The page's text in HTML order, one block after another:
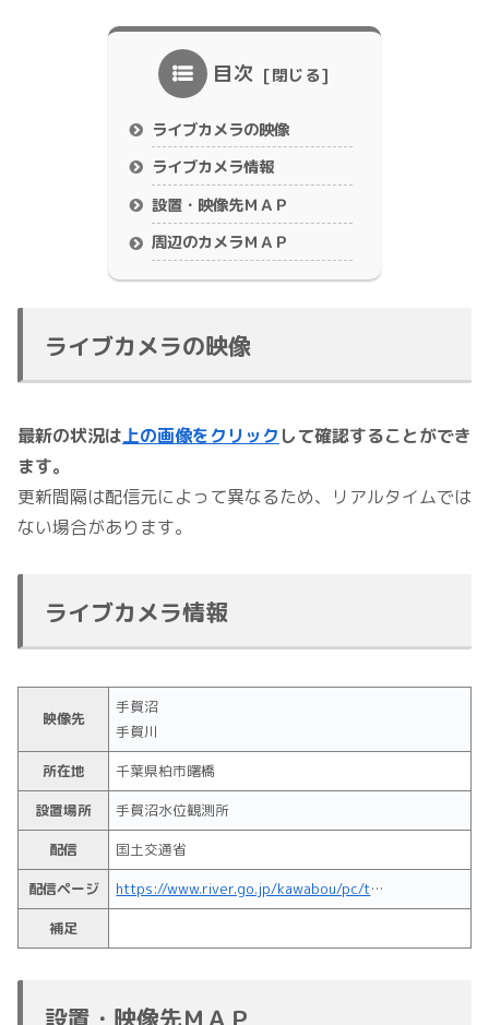
目次
ライブカメラの映像
ライブカメラ情報
設置・映像先ＭＡＰ
周辺のカメラＭＡＰ
ライブカメラの映像
最新の状況は上の画像をクリック して確認することができ
ます。
更新間隔は配信元によって異なるため、リアルタイムでは
ない場合があります。
ライブカメラ情報
映像先
手賀沼
手賀川
所在地
千葉県柏市曙橋
設置場所
手賀沼水位観測所
配信
国土交通省
配信ページ
https://www.river.go.jp/kawabou/pc/tm?zm=12&itmkndCd=200&scamId=103073008
補足
設置・映像先ＭＡＰ